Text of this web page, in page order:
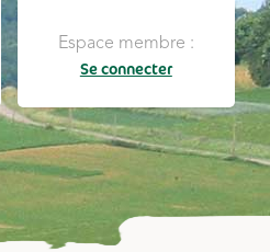
Espace membre :
Se connecter